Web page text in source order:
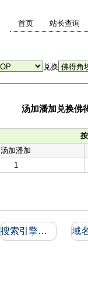
首页 站长查询
兑换
汤加潘加兑换佛
汤加潘加
1
搜索引擎收录和反向链接